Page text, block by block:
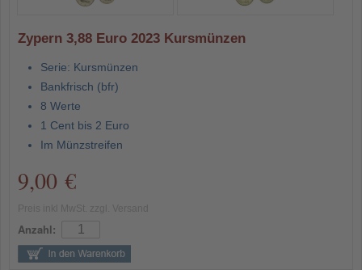
Zypern 3,88 Euro 2023 Kursmünzen
Serie: Kursmünzen
Bankfrisch (bfr)
8 Werte
1 Cent bis 2 Euro
Im Münzstreifen
9,00 €
Anzahl: